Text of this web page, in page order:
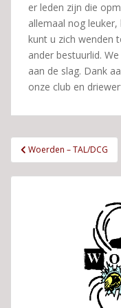
er leden zijn die
allemaal nog
kunt u zich wenden
ander bestuurlid.
aan de slag. Dank
onze club en
Bericht
navigatie
Woerden – TAL/DCG